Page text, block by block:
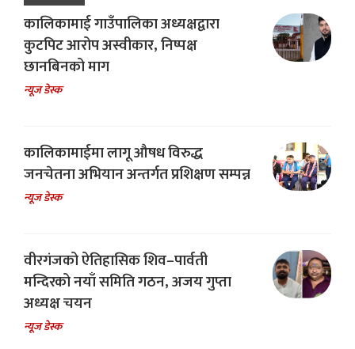
कालिकामाई गाउँपालिका अध्यक्षद्वारा
कुटपिट आरोप अस्वीकार, निष्पक्ष
छानबिनको माग
न्यूज डेस्क
कालिकामाईमा लागू औषध विरुद्ध
जनचेतना अभियान अन्तर्गत प्रशिक्षण सम्पन्न
न्यूज डेस्क
वीरगंजको ऐतिहासिक शिव–पार्वती
मन्दिरको नयाँ समिति गठन, अजय गुप्ता
अध्यक्ष चयन
न्यूज डेस्क